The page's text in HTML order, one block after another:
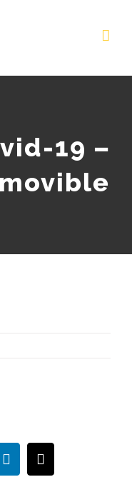
19 –
LinkedInEmail